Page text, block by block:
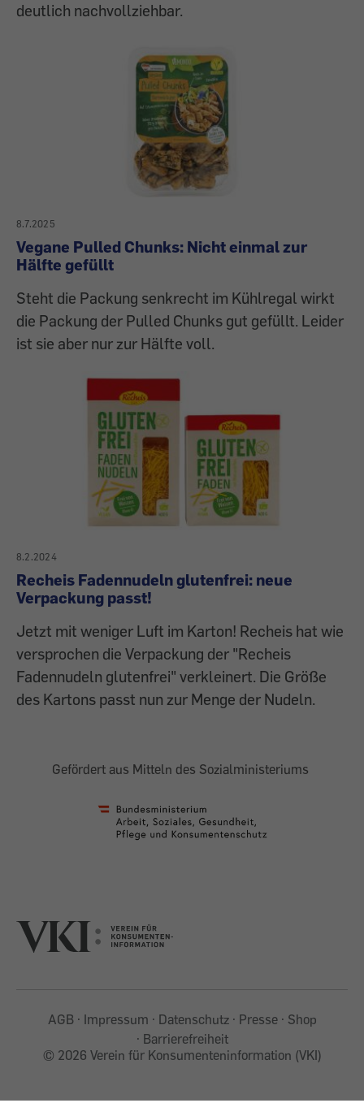
deutlich nachvollziehbar.
8.7.2025
Vegane Pulled Chunks: Nicht einmal zur
Hälfte gefüllt
Steht die Packung senkrecht im Kühlregal wirkt
die Packung der Pulled Chunks gut gefüllt. Leider
ist sie aber nur zur Hälfte voll.
8.2.2024
Recheis Fadennudeln glutenfrei: neue
Verpackung passt!
Jetzt mit weniger Luft im Karton! Recheis hat wie
versprochen die Verpackung der "Recheis
Fadennudeln glutenfrei" verkleinert. Die Größe
des Kartons passt nun zur Menge der Nudeln.
Gefördert aus Mitteln des Sozialministeriums
AGB Impressum Datenschutz Presse
Shop
Barrierefreiheit
© 2026 Verein für Konsumenteninformation (VKI)